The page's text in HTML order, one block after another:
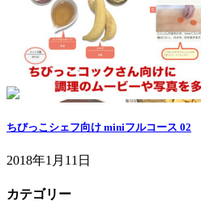
ちびっこシェフ向け miniフルコース 02
2018年1月11日
カテゴリー